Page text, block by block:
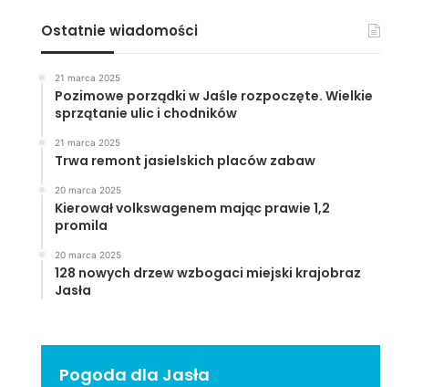
Ostatnie wiadomości
21 marca 2025
Pozimowe porządki w Jaśle rozpoczęte. Wielkie
sprzątanie ulic i chodników
21 marca 2025
Trwa remont jasielskich placów zabaw
20 marca 2025
Kierował volkswagenem mając prawie 1,2
promila
20 marca 2025
128 nowych drzew wzbogaci miejski krajobraz
Jasła
Pogoda dla Jasła